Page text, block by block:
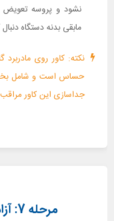
مابقی بدنه دستگاه
جداسازی این کاور
مرحله 7: آزاد کردن کانکتور باتری